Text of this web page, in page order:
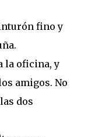
fino y
la oficina, y
amigos. No
dos